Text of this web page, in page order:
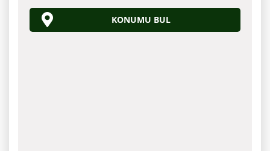
KONUMU BUL